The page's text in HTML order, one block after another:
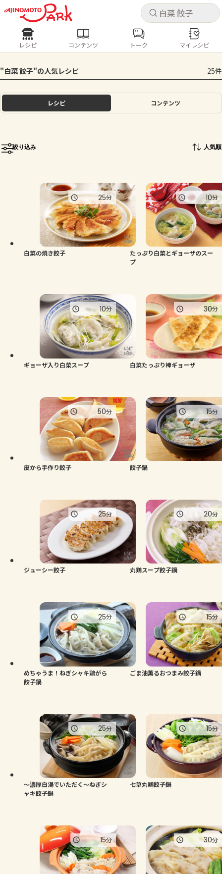
キャ
ログインするとレシピを保存できます
ログイン
ホーム
トーク
よくあるお問い合わせ
お買い物
キャ
レシピ コンテンツ
人気の食材・レシピ
きゅうり なす トマト とうもろこし
ピーマン
レシピ コンテンツ トーク マイレシピ
"白菜 餃子"の人気レシピ 25件
レシピ コンテンツ
絞り込み 人気順
白菜の焼き餃子
25分
たっぷり白菜とギョーザのスー
プ
10分
ギョーザ入り白菜スープ
10分
白菜たっぷり棒ギョーザ
30分
皮から手作り餃子
50分
餃子鍋
15分
ジューシー餃子
25分
丸鶏スープ餃子鍋
20分
めちゃうま！ねぎシャキ鶏がら
餃子鍋
25分
ごま油薫るおつまみ餃子鍋
15分
～濃厚白湯でいただく～ねぎシ
ャキ餃子鍋
25分
七草丸鶏餃子鍋
15分
15分 30分